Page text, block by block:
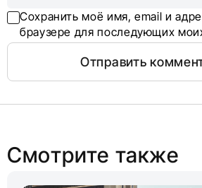
Сохранить моё имя, email и
браузере для последующих
Смотрите также